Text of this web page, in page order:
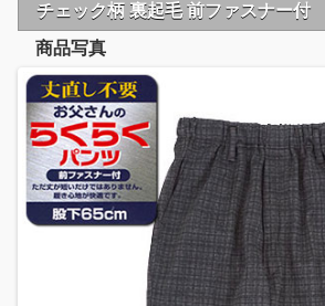
チェック柄 裏起毛 前ファスナー付
商品写真